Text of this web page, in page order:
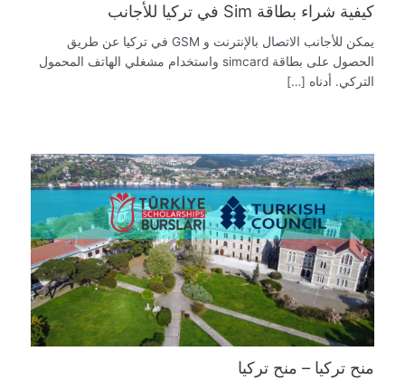
كيفية شراء بطاقة Sim في تركيا للأجانب
يمكن للأجانب الاتصال بالإنترنت و GSM في تركيا عن طريق
الحصول على بطاقة simcard واستخدام مشغلي الهاتف المحمول
التركي. أدناه […]
منح تركيا – منح تركيا